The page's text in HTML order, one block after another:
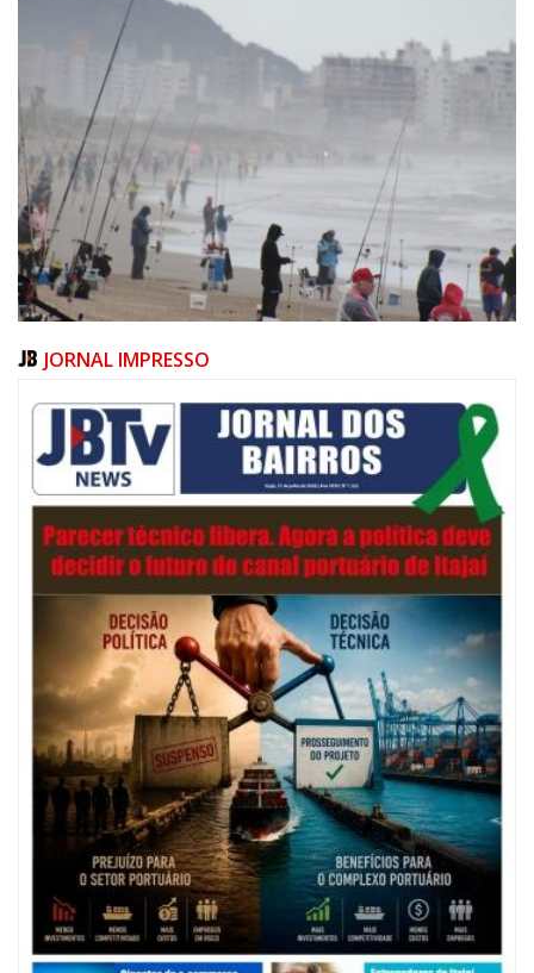
06/08/2026 | 07:00
Festival de Pesca de Praia vai celebrar o aniversário de Navegantes
ITAJAÍ
JORNAL IMPRESSO